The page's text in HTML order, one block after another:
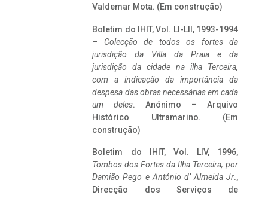
Valdemar Mota. (Em construção)
Boletim do IHIT, Vol. LI-LII, 1993-1994
– Colecção de todos os fortes da
jurisdição da Villa da Praia e da
jurisdição da cidade na ilha Terceira,
com a indicação da importância da
despesa das obras necessárias em cada
um deles. Anónimo – Arquivo
Histórico Ultramarino. (Em
construção)
Boletim do IHIT, Vol. LIV, 1996,
Tombos dos Fortes da Ilha Terceira, por
Damião Pego e António d’ Almeida Jr.,
Direcção dos Serviços de